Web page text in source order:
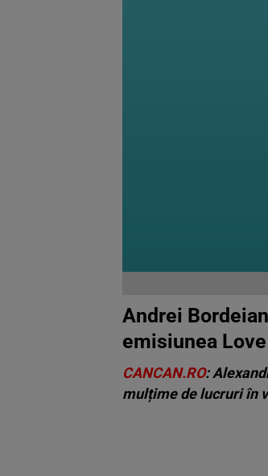
Andrei
emisiunea
CANCAN.RO:
mulțime de lucruri în